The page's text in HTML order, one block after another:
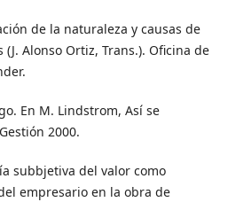
de la naturaleza y causas de
Alonso Ortiz, Trans.). Oficina de
En M. Lindstrom, Así se
2000.
subbjetiva del valor como
empresario en la obra de